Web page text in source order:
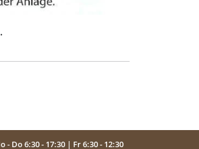
- Do 6:30 - 17:30 | Fr 6:30 - 12:30